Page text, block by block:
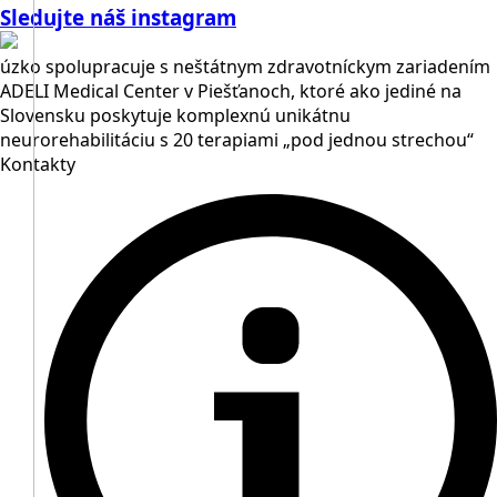
Sledujte náš instagram
úzko spolupracuje s neštátnym zdravotníckym zariadením
ADELI Medical Center v Piešťanoch, ktoré ako jediné na
Slovensku poskytuje komplexnú unikátnu
neurorehabilitáciu s 20 terapiami „pod jednou strechou“
Kontakty